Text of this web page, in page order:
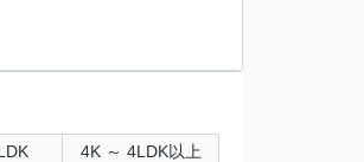
4K ～ 4LDK以上